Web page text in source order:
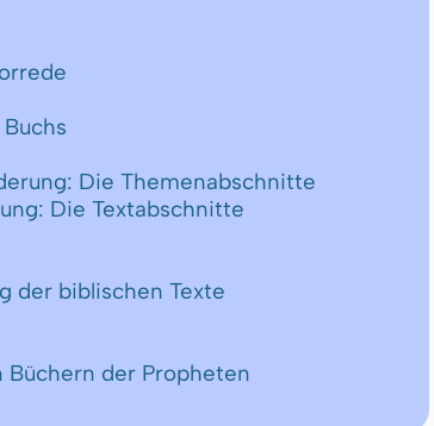
Die Themenabschnitte
Die Textabschnitte
der biblischen Texte
Büchern der Propheten